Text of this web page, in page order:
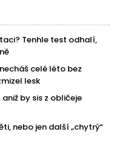
Tenhle test odhalí,
celé léto bez
lesk
by sis z obličeje
nebo jen další „chytrý“